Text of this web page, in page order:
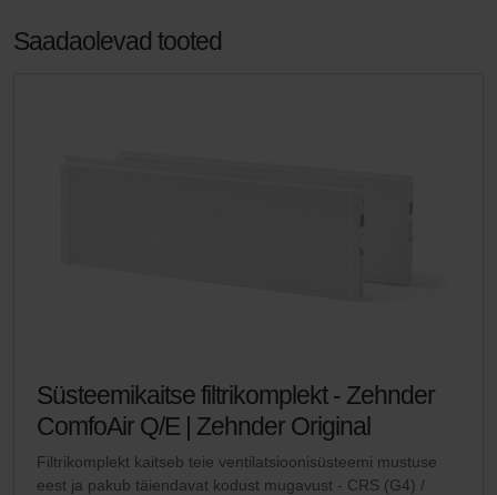
Saadaolevad tooted
Süsteemikaitse filtrikomplekt - Zehnder
ComfoAir Q/E | Zehnder Original
Filtrikomplekt kaitseb teie ventilatsioonisüsteemi mustuse
eest ja pakub täiendavat kodust mugavust - CRS (G4) /